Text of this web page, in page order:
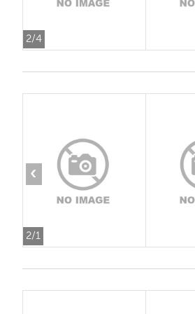
2/4
2/1
‹